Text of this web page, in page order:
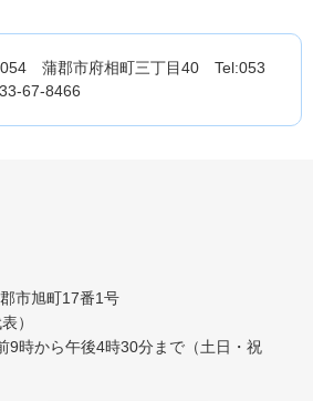
蒲郡市府相町三丁目40 Tel:053
67-8466
市旭町17番1号
）
9時から午後4時30分まで（土日・祝